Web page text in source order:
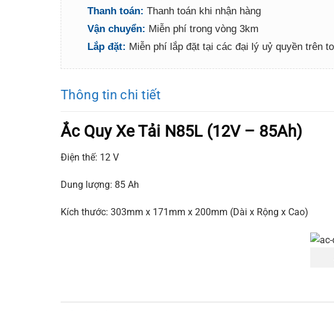
Thanh toán: Thanh toán khi nhận hàng
Vận chuyển: Miễn phí trong vòng 3km
Lắp đặt: Miễn phí lắp đặt tại các đại lý uỷ quyền trên
Thông tin chi tiết
Ắc Quy Xe Tải N85L (12V – 85Ah)
Điện thế: 12 V
Dung lượng: 85 Ah
Kích thước: 303mm x 171mm x 200mm (Dài x Rộng x Cao)